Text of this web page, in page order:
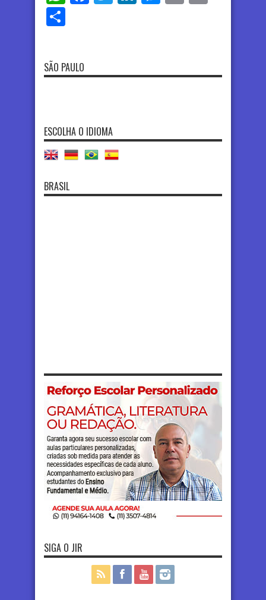
SÃO PAULO
ESCOLHA O IDIOMA
BRASIL
SIGA O JIR